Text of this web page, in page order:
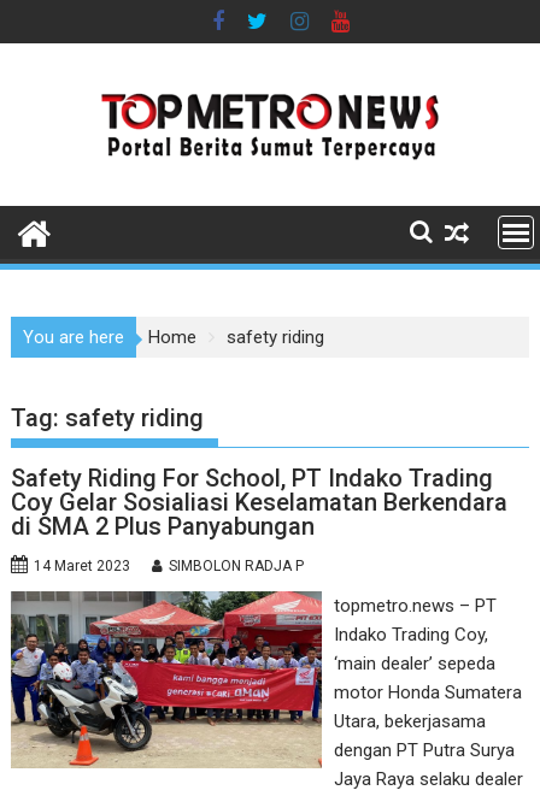
to
You are here Home safety riding
Tag: safety riding
Safety Riding For School, PT Indako Trading
Coy Gelar Sosialiasi Keselamatan Berkendara
di SMA 2 Plus Panyabungan
14 Maret 2023 SIMBOLON RADJA P
topmetro.news – PT
Indako Trading Coy,
‘main dealer’ sepeda
motor Honda Sumatera
Utara, bekerjasama
dengan PT Putra Surya
Jaya Raya selaku dealer